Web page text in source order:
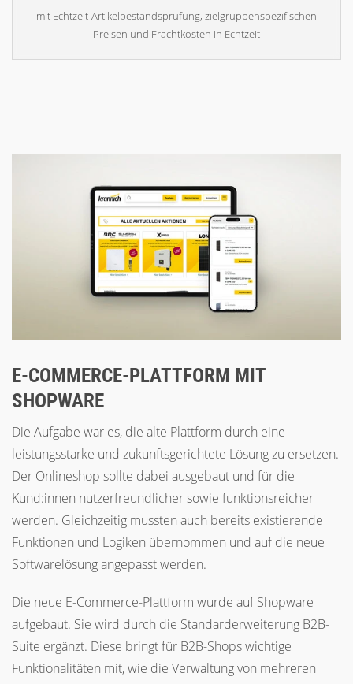
mit Echtzeit-Artikelbestandsprüfung, zielgruppenspezifischen
Preisen und Frachtkosten in Echtzeit
E-COMMERCE-PLATTFORM MIT
SHOPWARE
Die Aufgabe war es, die alte Plattform durch eine
leistungsstarke und zukunftsgerichtete Lösung zu ersetzen.
Der Onlineshop sollte dabei ausgebaut und für die
Kund:innen nutzerfreundlicher sowie funktionsreicher
werden. Gleichzeitig mussten auch bereits existierende
Funktionen und Logiken übernommen und auf die neue
Softwarelösung angepasst werden.
Die neue E-Commerce-Plattform wurde auf Shopware
aufgebaut. Sie wird durch die Standarderweiterung B2B-
Suite ergänzt. Diese bringt für B2B-Shops wichtige
Funktionalitäten mit, wie die Verwaltung von mehreren